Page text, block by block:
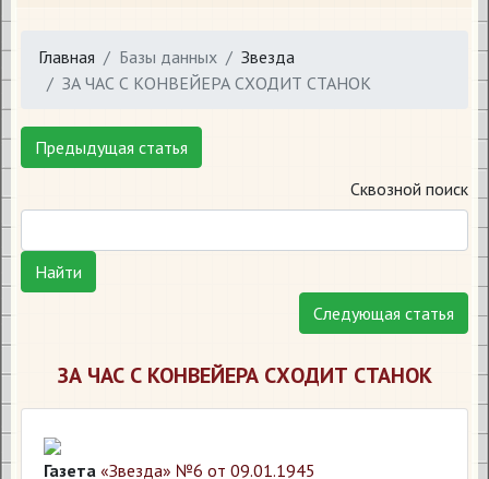
Главная Базы данных
Звезда
​ЗА ЧАС С КОНВЕЙЕРА СХОДИТ СТАНОК
Предыдущая статья
Сквозной поиск
Найти
Следующая статья
​ЗА ЧАС С КОНВЕЙЕРА СХОДИТ СТАНОК
Газета «Звезда» №6 от 09.01.1945